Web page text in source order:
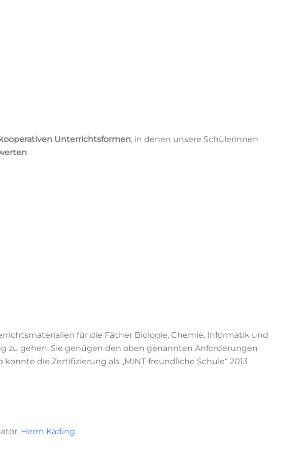
Unterrichtsformen, in denen unsere Schülerinnen
.
für die Fächer Biologie, Chemie, Informatik und
zu gehen. Sie genügen den oben genannten Anforderungen
die Zertifizierung als „MINT-freundliche Schule“ 2013
Herrn Käding.